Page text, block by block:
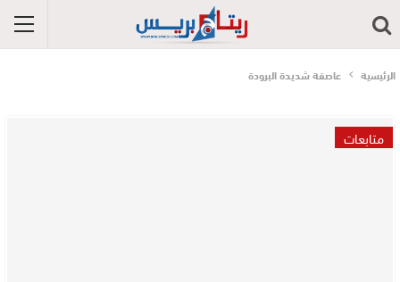
الرئيسية عاصفة شديدة البرودة
متابعات